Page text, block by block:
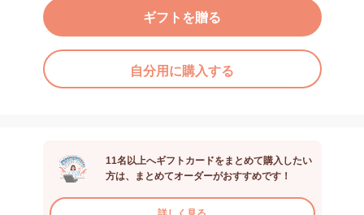
ギフトを贈る
自分用に購入する
11名以上へギフトカードをまとめて購入したい
方は、まとめてオーダーがおすすめです！